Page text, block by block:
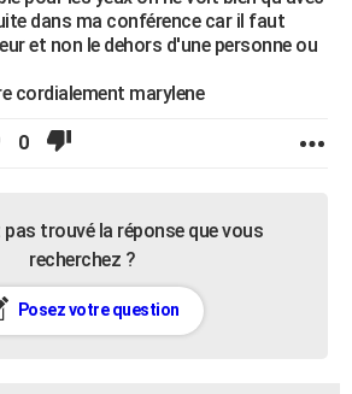
dans ma conférence car il faut
et non le dehors d'une personne ou
cordialement marylene
0
pas trouvé la réponse que vous
recherchez ?
Posez votre question